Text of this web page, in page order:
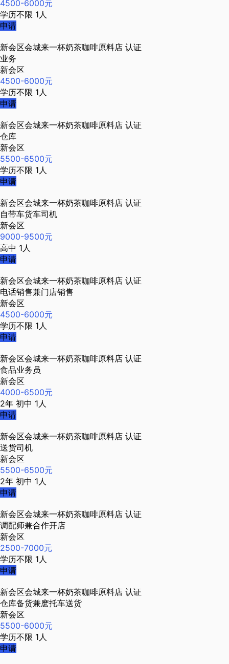
4500-6000元
学历不限 1人
申请
新会区会城来一杯奶茶咖啡原料店 认证
业务
新会区
4500-6000元
学历不限 1人
申请
新会区会城来一杯奶茶咖啡原料店 认证
仓库
新会区
5500-6500元
学历不限 1人
申请
新会区会城来一杯奶茶咖啡原料店 认证
自带车货车司机
新会区
9000-9500元
高中 1人
申请
新会区会城来一杯奶茶咖啡原料店 认证
电话销售兼门店销售
新会区
4500-6000元
学历不限 1人
申请
新会区会城来一杯奶茶咖啡原料店 认证
食品业务员
新会区
4000-6500元
2年 初中 1人
申请
新会区会城来一杯奶茶咖啡原料店 认证
送货司机
新会区
5500-6500元
2年 初中 1人
申请
新会区会城来一杯奶茶咖啡原料店 认证
调配师兼合作开店
新会区
2500-7000元
学历不限 1人
申请
新会区会城来一杯奶茶咖啡原料店 认证
仓库备货兼麽托车送货
新会区
5500-6000元
学历不限 1人
申请